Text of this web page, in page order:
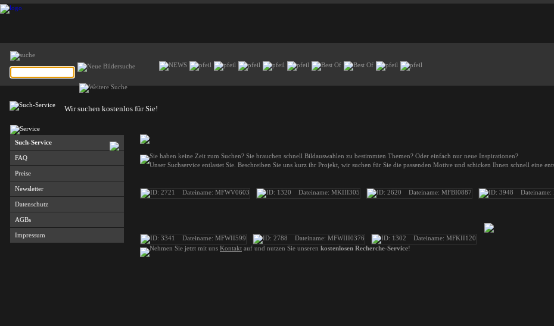
Wir suchen kostenlos für Sie!
Such-Service
FAQ
Preise
Newsletter
Datenschutz
AGBs
Impressum
Sie haben keine Zeit zum Suchen? Sie brauchen schnell Bildauswahlen zu bestimmten Themen? Oder einfach nur neue Inspirationen?
Unser Suchservice entlastet Sie. Beschreiben Sie uns kurz ihr Projekt, wir suchen für Sie die passenden Motive und schicken Ihnen schnell eine
Nehmen Sie jetzt mit uns Kontakt auf und nutzen Sie unseren kostenlosen Recherche-Service!